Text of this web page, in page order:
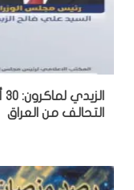
التحالف من العراق